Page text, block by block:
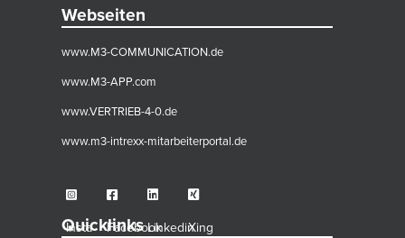
Webseiten
www.M3-COMMUNICATION.de
www.M3-APP.com
www.VERTRIEB-4-0.de
www.m3-intrexx-mitarbeiterportal.de
Insta FacebookLinkedinXing
Quicklinks